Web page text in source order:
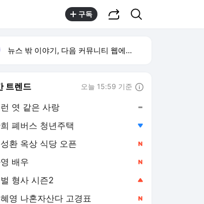
구독
뉴스 밖 이야기, 다음 커뮤니티 웹에서 보기
트렌드 오늘 15:59 기준
엿 같은 사랑
폐버스 청년주택
환 옥상 식당 오픈
배우
형사 시즌2
영 나혼자산다 고경표